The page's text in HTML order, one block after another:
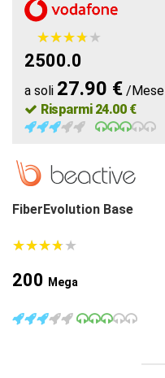
★★★★★
★★★★★
2500.0
a soli 27.90 € /Mese
Risparmi 24.00 €
FiberEvolution Base
★★★★★
★★★★★
200 Mega